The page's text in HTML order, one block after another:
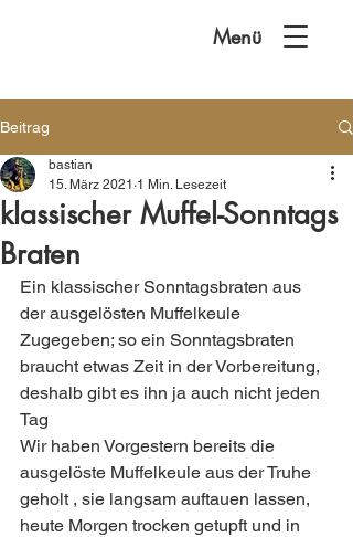
Menü
Beitrag
klassischer Muffel-Sonntags
Braten
bastian
15. März 2021 1 Min. Lesezeit
Ein klassischer Sonntagsbraten aus
der ausgelösten Muffelkeule
Zugegeben; so ein Sonntagsbraten
braucht etwas Zeit in der Vorbereitung,
deshalb gibt es ihn ja auch nicht jeden
Tag
Wir haben Vorgestern bereits die
ausgelöste Muffelkeule aus der Truhe
geholt , sie langsam auftauen lassen,
heute Morgen trocken getupft und in